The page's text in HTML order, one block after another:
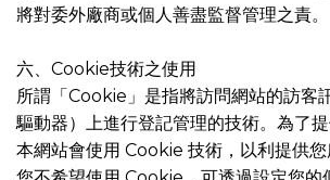
將對委外廠商或個人善盡監督管理之責。
六、Cookie技術之使用
所謂「Cookie」是指將訪問網站的訪客
驅動器）上進行登記管理的技術。為了
本網站會使用 Cookie 技術，以利提供